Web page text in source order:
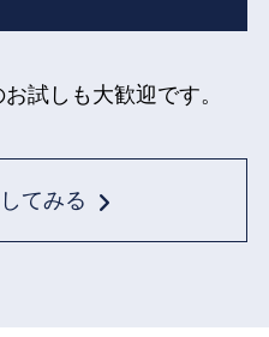
試しも大歓迎です。
てみる